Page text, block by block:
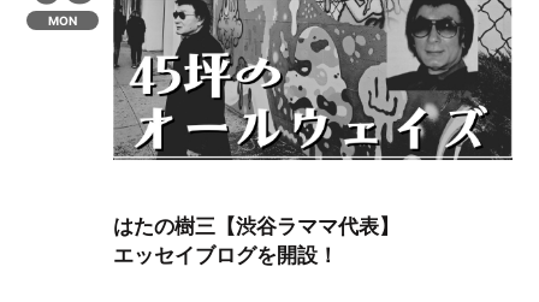
MON
はたの樹三【渋谷ラママ代表】
エッセイブログを開設！